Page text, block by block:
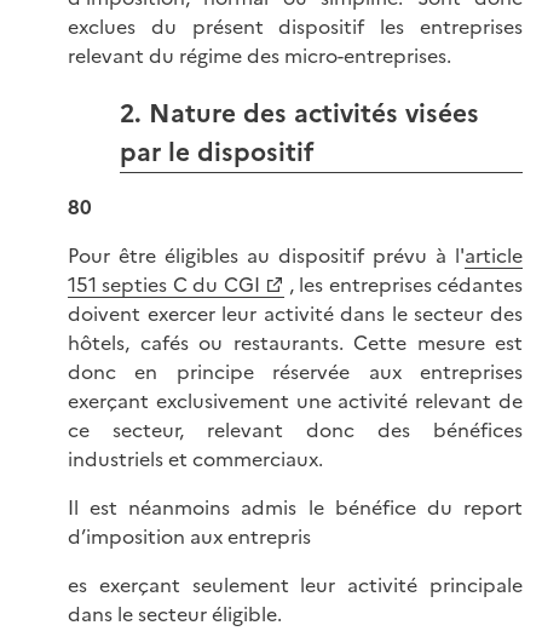
exclues du présent dispositif les entreprises
relevant du régime des micro-entreprises.
2. Nature des activités visées
par le dispositif
80
Pour être éligibles au dispositif prévu à l'article
151 septies C du CGI
, les entreprises cédantes
doivent exercer leur activité dans le secteur des
hôtels, cafés ou restaurants. Cette mesure est
donc en principe réservée aux entreprises
exerçant exclusivement une activité relevant de
ce secteur, relevant donc des bénéfices
industriels et commerciaux.
Il est néanmoins admis le bénéfice du report
d’imposition aux entrepris
es exerçant seulement leur activité principale
dans le secteur éligible.